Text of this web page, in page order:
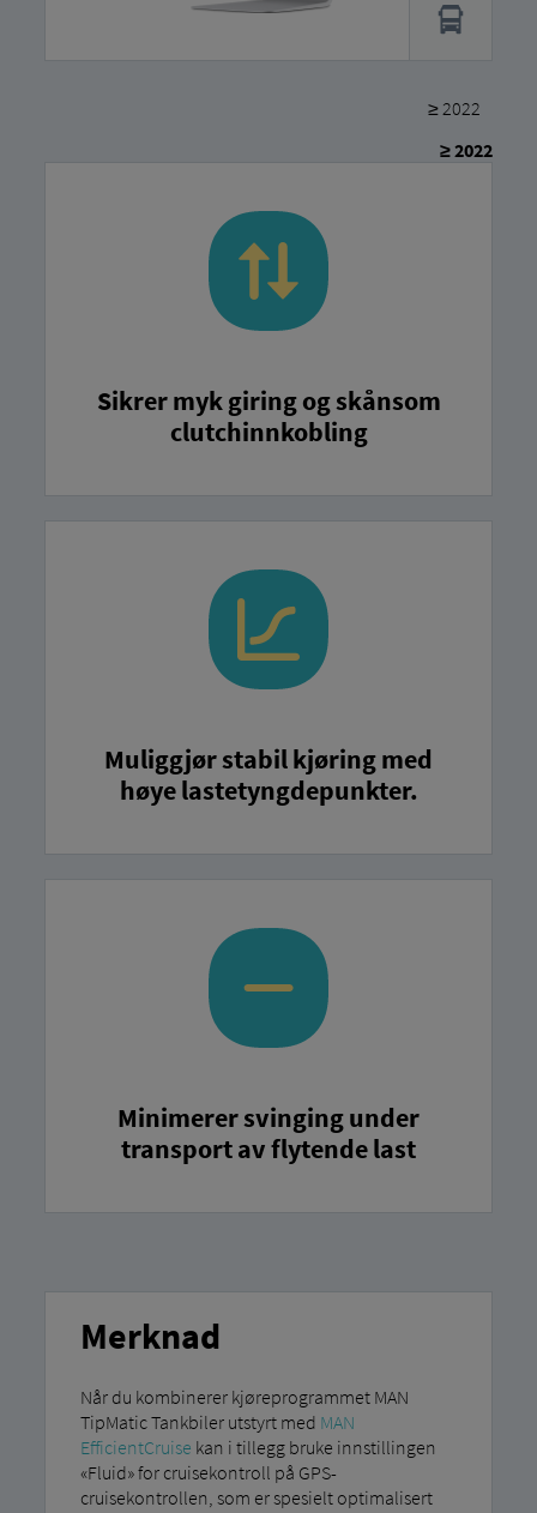
≥ 2022
≥ 2022
Sikrer myk giring og skånsom
clutchinnkobling
Muliggjør stabil kjøring med
høye lastetyngdepunkter.
Minimerer svinging under
transport av flytende last
Merknad
Når du kombinerer kjøreprogrammet MAN
TipMatic Tankbiler utstyrt med MAN
EfficientCruise kan i tillegg bruke innstillingen
«Fluid» for cruisekontroll på GPS-
cruisekontrollen, som er spesielt optimalisert